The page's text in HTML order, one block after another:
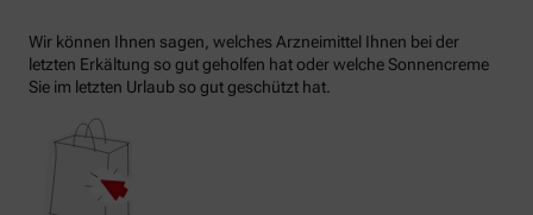
Wir können Ihnen sagen, welches Arzneimittel Ihnen bei der
letzten Erkältung so gut geholfen hat oder welche Sonnencreme
Sie im letzten Urlaub so gut geschützt hat.